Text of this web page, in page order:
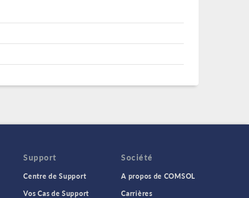
Support
Centre de Support
Vos Cas de Support
Société
A propos de COMSOL
Carrières